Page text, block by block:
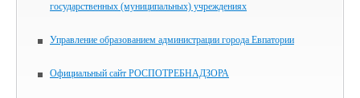
государственных (муниципальных) учреждениях
Управление образованием администрации города Евпатории
Официальный сайт РОСПОТРЕБНАДЗОРА